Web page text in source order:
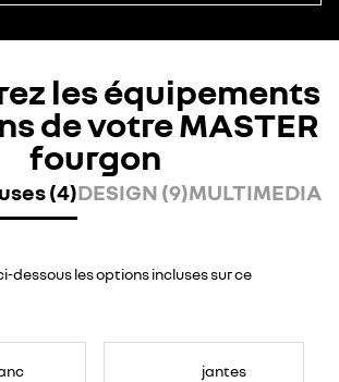
les équipements
de votre MASTER
fourgon
(4)DESIGN (9)MULTIMEDIA
dessous les options incluses sur ce
jantes